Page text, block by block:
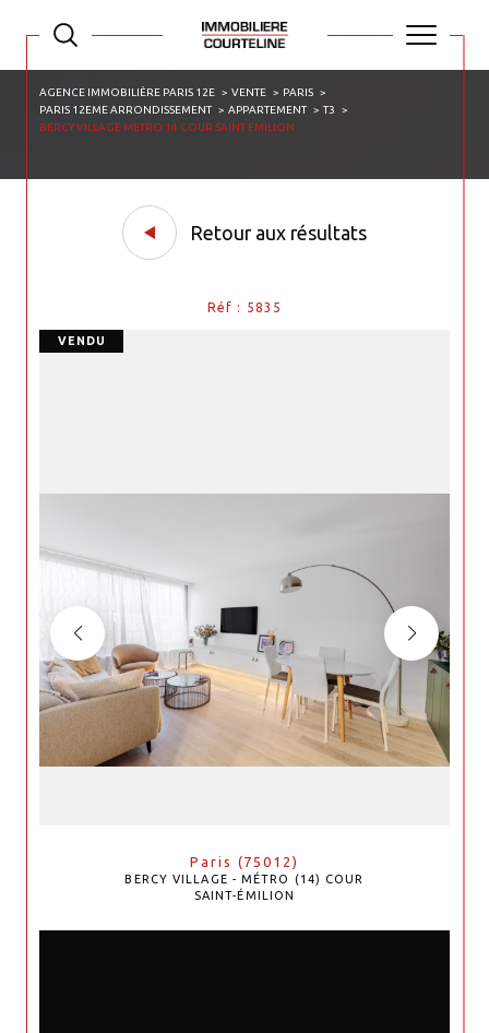
AGENCE IMMOBILIÈRE PARIS 12E VENTE
PARIS
PARIS 12EME ARRONDISSEMENT
APPARTEMENT
T3
BERCY VILLAGE METRO 14 COUR SAINT EMILION
Retour aux résultats
Réf : 5835
VENDU
Paris (75012)
BERCY VILLAGE - MÉTRO (14) COUR
SAINT-ÉMILION